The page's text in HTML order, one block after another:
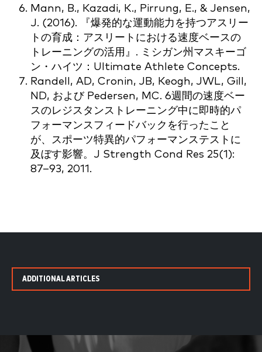
Mann, B., Kazadi, K., Pirrung, E., & Jensen,
J. (2016). 『爆発的な運動能力を持つアスリー
トの育成：アスリートにおける速度ベースの
トレーニングの活用』. ミシガン州マスキーゴ
ン・ハイツ：Ultimate Athlete Concepts.
Randell, AD, Cronin, JB, Keogh, JWL, Gill,
ND, および Pedersen, MC. 6週間の速度ベー
スのレジスタンストレーニング中に即時的パ
フォーマンスフィードバックを行ったこと
が、スポーツ特異的パフォーマンステストに
及ぼす影響。J Strength Cond Res 25(1):
87–93, 2011.
ADDITIONAL ARTICLES